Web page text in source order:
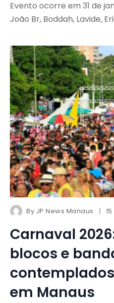
Evento ocorre em 31 de
João Br, Boddah, Lavide,
By JP News Manaus
Carnaval
blocos e
em Manaus